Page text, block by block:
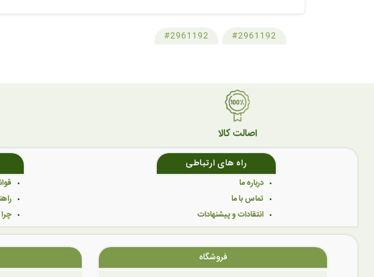
#2961192
#2961192
اصالت کالا
راه های ارتباطی
درباره ما
تماس با ما
انتقادات و پیشنهادات
فروشگاه